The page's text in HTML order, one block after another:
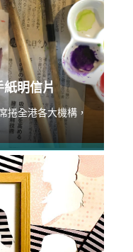
明信片
捲全港各大機構，